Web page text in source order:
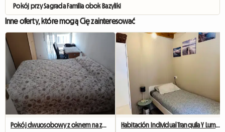
Pokój przy Sagrada Familia obok Bazyliki
Inne oferty, które mogą Cię zainteresować
Pokój dwuosobowy z oknem na zewnątrz naprzeciwko Camp Nou Habitación Individual Tranquila Y Luminosa